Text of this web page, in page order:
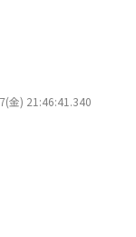
金) 21:46:41.340